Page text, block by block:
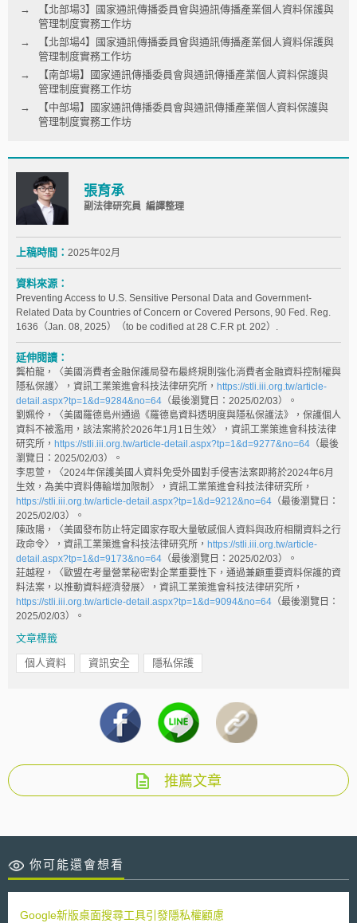
【北部場3】國家通訊傳播委員會與通訊傳播產業個人資料保護與
管理制度實務工作坊
【北部場4】國家通訊傳播委員會與通訊傳播產業個人資料保護與
管理制度實務工作坊
【南部場】國家通訊傳播委員會與通訊傳播產業個人資料保護與
管理制度實務工作坊
【中部場】國家通訊傳播委員會與通訊傳播產業個人資料保護與
管理制度實務工作坊
張育承
副法律研究員 編譯整理
上稿時間： 2025年02月
資料來源：
Preventing Access to U.S. Sensitive Personal Data and Government-
Related Data by Countries of Concern or Covered Persons, 90 Fed. Reg.
1636（Jan. 08, 2025）（to be codified at 28 C.F.R pt. 202）.
延伸閱讀：
龔柏龍，〈美國消費者金融保護局發布最終規則強化消費者金融資料控制權與
隱私保護〉，資訊工業策進會科技法律研究所， https://stli.iii.org.tw/article-
detail.aspx?tp=1&d=9284&no=64 （最後瀏覽日：2025/02/03）。
劉姵伶，〈美國羅德島州通過《羅德島資料透明度與隱私保護法》，保護個人
資料不被濫用，該法案將於2026年1月1日生效〉，資訊工業策進會科技法律
研究所， https://stli.iii.org.tw/article-detail.aspx?tp=1&d=9277&no=64 （最後
瀏覽日：2025/02/03）。
李思萱，〈2024年保護美國人資料免受外國對手侵害法案即將於2024年6月
生效，為美中資料傳輸增加限制〉，資訊工業策進會科技法律研究所，
https://stli.iii.org.tw/article-detail.aspx?tp=1&d=9212&no=64 （最後瀏覽日：
2025/02/03）。
陳政陽，〈美國發布防止特定國家存取大量敏感個人資料與政府相關資料之行
政命令〉，資訊工業策進會科技法律研究所， https://stli.iii.org.tw/article-
detail.aspx?tp=1&d=9173&no=64 （最後瀏覽日：2025/02/03）。
莊越程，〈歐盟在考量營業秘密對企業重要性下，通過兼顧重要資料保護的資
料法案，以推動資料經濟發展〉，資訊工業策進會科技法律研究所，
https://stli.iii.org.tw/article-detail.aspx?tp=1&d=9094&no=64 （最後瀏覽日：
2025/02/03）。
文章標籤
個人資料 資訊安全 隱私保護
推薦文章
你可能還會想看
Google新版桌面搜尋工具引發隱私權顧慮